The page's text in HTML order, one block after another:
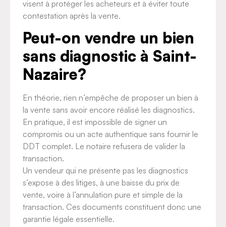
visent à protéger les acheteurs et à éviter toute
contestation après la vente.
Peut-on vendre un bien
sans diagnostic à Saint-
Nazaire?
En théorie, rien n’empêche de proposer un bien à
la vente sans avoir encore réalisé les diagnostics.
En pratique, il est impossible de signer un
compromis ou un acte authentique sans fournir le
DDT complet. Le notaire refusera de valider la
transaction.
Un vendeur qui ne présente pas les diagnostics
s’expose à des litiges, à une baisse du prix de
vente, voire à l’annulation pure et simple de la
transaction. Ces documents constituent donc une
garantie légale essentielle.